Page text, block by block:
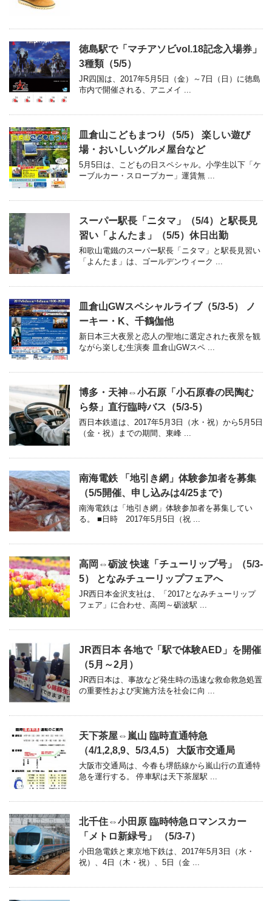
徳島駅で「マチアソビvol.18記念入場券」
3種類（5/5）
JR四国は、2017年5月5日（金）～7日（日）に徳島
市内で開催される、アニメイ ...
皿倉山こどもまつり（5/5） 楽しい遊び
場・おいしいグルメ屋台など
5月5日は、こどもの日スペシャル。小学生以下「ケ
ーブルカー・スロープカー」運賃無 ...
スーパー駅長「ニタマ」（5/4）と駅長見
習い「よんたま」（5/5）休日出勤
和歌山電鐵のスーパー駅長「ニタマ」と駅長見習い
「よんたま」は、ゴールデンウィーク ...
皿倉山GWスペシャルライブ（5/3-5） ノ
ーキー・K、千鶴伽他
新日本三大夜景と恋人の聖地に選定された夜景を観
ながら楽しむ生演奏 皿倉山GWスペ ...
博多・天神⇔小石原「小石原春の民陶む
ら祭」直行臨時バス（5/3-5）
西日本鉄道は、2017年5月3日（水・祝）から5月5日
（金・祝）までの期間、東峰 ...
南海電鉄 「地引き網」体験参加者を募集
（5/5開催、申し込みは4/25まで）
南海電鉄は「地引き網」体験参加者を募集してい
る。 ■日時 2017年5月5日（祝 ...
高岡⇔砺波 快速「チューリップ号」（5/3-
5） となみチューリップフェアへ
JR西日本金沢支社は、「2017となみチューリップ
フェア」に合わせ、高岡～砺波駅 ...
JR西日本 各地で「駅で体験AED」を開催
（5月～2月）
JR西日本は、事故など発生時の迅速な救命救急処置
の重要性および実施方法を社会に向 ...
天下茶屋⇔嵐山 臨時直通特急
（4/1,2,8,9、5/3,4,5） 大阪市交通局
大阪市交通局は、今春も堺筋線から嵐山行の直通特
急を運行する。 停車駅は天下茶屋駅 ...
北千住⇔小田原 臨時特急ロマンスカー
「メトロ新緑号」 （5/3-7）
小田急電鉄と東京地下鉄は、2017年5月3日（水・
祝）、4日（木・祝）、5日（金 ...